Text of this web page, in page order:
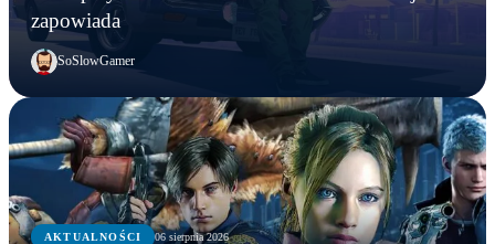
zapowiada
SoSlowGamer
AKTUALNOŚCI 06 sierpnia 2026